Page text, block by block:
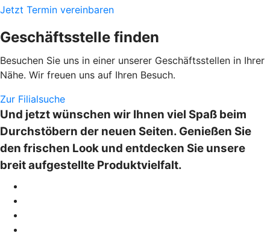
Jetzt Termin vereinbaren
Geschäftsstelle finden
Besuchen Sie uns in einer unserer Geschäftsstellen in Ihrer
Nähe. Wir freuen uns auf Ihren Besuch.
Zur Filialsuche
Und jetzt wünschen wir Ihnen viel Spaß beim
Durchstöbern der neuen Seiten. Genießen Sie
den frischen Look und entdecken Sie unsere
breit aufgestellte Produktvielfalt.